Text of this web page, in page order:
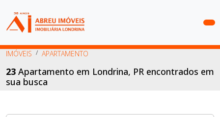
COMPRAR
LANÇAMENTOS
IMÓVEIS APARTAMENTO
23 Apartamento em Londrina, PR encontrados em
sua busca